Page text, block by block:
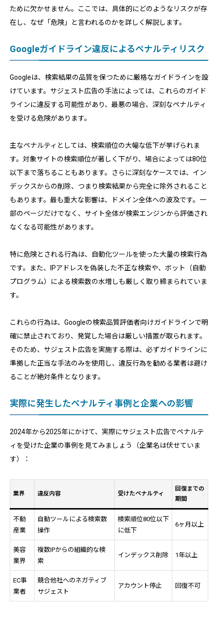
ために欠かせません。ここでは、具体的にどのようなリスクが存
在し、なぜ「危険」と言われるのかを詳しく解説します。
Googleガイドライン違反によるペナルティリスク
Googleは、検索結果の品質を保つために厳格なガイドラインを設
けています。サジェスト広告の手法によっては、これらのガイド
ラインに違反する可能性があり、最悪の場合、深刻なペナルティ
を受ける危険があります。
主なペナルティとしては、検索順位の大幅な低下が挙げられま
す。対象サイトの検索順位が著しく下がり、場合によっては80位
以下まで落ちることもあります。さらに深刻なケースでは、イン
デックスからの削除、つまり検索結果から完全に除外されること
もあります。最も重大な影響は、ドメイン全体への波及です。一
部のページだけでなく、サイト全体が検索エンジンから評価され
なくなる可能性があります。
特に危険とされる行為は、自動化ツールを使った大量の検索行為
です。また、IPアドレスを偽装した不正な検索や、ボット（自動
プログラム）による検索数の水増しも厳しく取り締まられていま
す。
これらの行為は、Googleの検索品質評価者向けガイドラインで明
確に禁止されており、発覚した場合は厳しい措置が取られます。
そのため、サジェスト広告を実施する際は、必ずガイドラインに
準拠した正当な手法のみを使用し、違反行為を勧める業者は避け
ることが絶対条件となります。
実際に発生したペナルティ事例と企業への影響
2024年から2025年にかけて、実際にサジェスト広告でペナルテ
ィを受けた企業の事例を見てみましょう（企業名は伏せていま
す）：
業界 違反内容 受けたペナルティ
回復までの
期間
不動
産業
自動ツールによる検索数
操作
検索順位80位以下
に低下
6ヶ月以上
美容
業界
複数IPからの組織的な検
索
インデックス削除 1年以上
EC事
業者
競合他社へのネガティブ
サジェスト
アカウント停止 回復不可